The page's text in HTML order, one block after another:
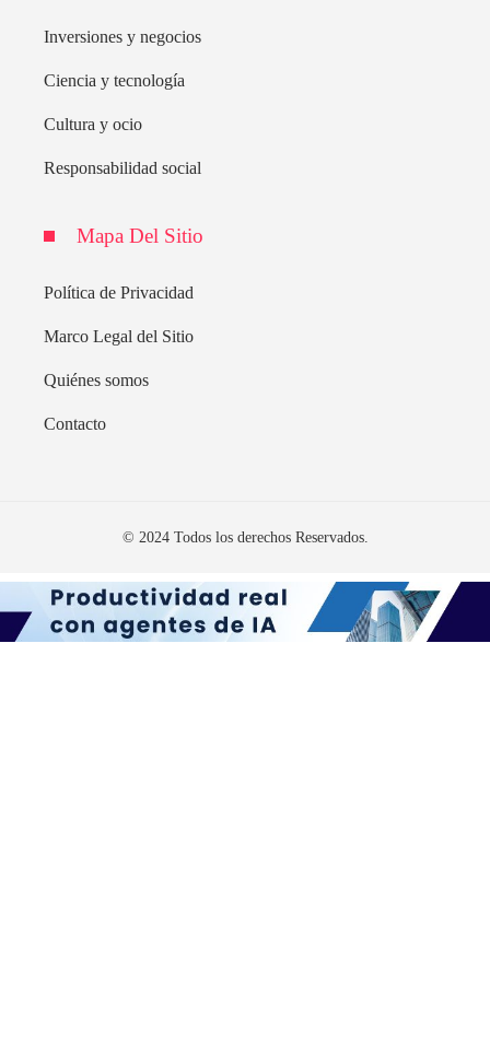
Inversiones y negocios
Ciencia y tecnología
Cultura y ocio
Responsabilidad social
Mapa Del Sitio
Política de Privacidad
Marco Legal del Sitio
Quiénes somos
Contacto
© 2024 Todos los derechos Reservados.